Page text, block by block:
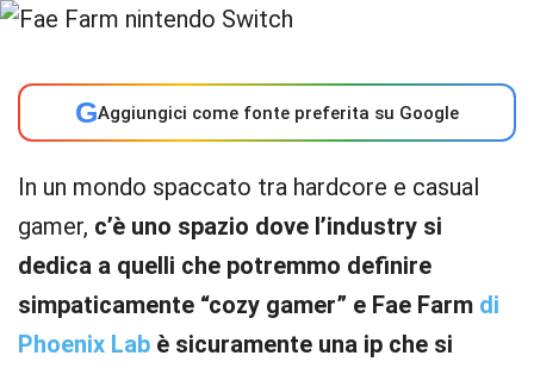
GAggiungici come fonte preferita su Google
In un mondo spaccato tra hardcore e casual
gamer, c’è uno spazio dove l’industry si
dedica a quelli che potremmo definire
simpaticamente “cozy gamer” e Fae Farm di
Phoenix Lab è sicuramente una ip che si